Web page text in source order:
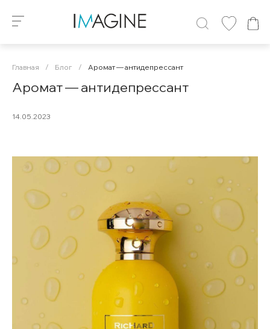
Главная / Блог / Аромат — антидепрессант
Аромат — антидепрессант
14.05.2023